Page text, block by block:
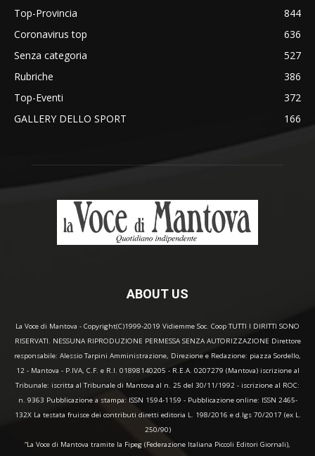
Top-Provincia
844
Coronavirus top
636
Senza categoria
527
Rubriche
386
Top-Eventi
372
GALLERY DELLO SPORT
166
ABOUT US
La Voce di Mantova - Copyright(C)1999-2019 Vidiemme Soc. Coop TUTTI I DIRITTI SONO
RISERVATI. NESSUNA RIPRODUZIONE PERMESSA SENZA AUTORIZZAZIONE Direttore
responsabile: Alessio Tarpini Amministrazione, Direzione e Redazione: piazza Sordello,
12 - Mantova - P.IVA, C.F. e R.I. 01898140205 - R.E.A. 0207279 (Mantova) iscrizione al
Tribunale: iscritta al Tribunale di Mantova al n. 25 del 30/11/1992 - iscrizione al ROC:
n. 9363 Pubblicazione a stampa: ISSN 1594-1159 - Pubblicazione online: ISSN 2465-
132X La testata fruisce dei contributi diretti editoria L. 198/2016 e d.lgs 70/2017 (ex L.
250/90)
“La Voce di Mantova tramite la Fipeg (Federazione Italiana Piccoli Editori Giornali),